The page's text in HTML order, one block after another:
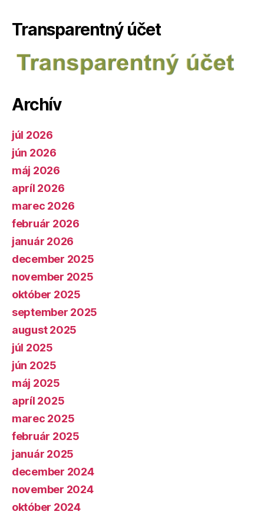
Transparentný účet
Archív
júl 2026
jún 2026
máj 2026
apríl 2026
marec 2026
február 2026
január 2026
december 2025
november 2025
október 2025
september 2025
august 2025
júl 2025
jún 2025
máj 2025
apríl 2025
marec 2025
február 2025
január 2025
december 2024
november 2024
október 2024